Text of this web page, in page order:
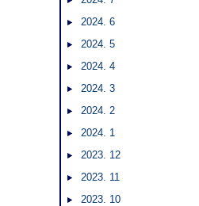
2024. 6
2024. 5
2024. 4
2024. 3
2024. 2
2024. 1
2023. 12
2023. 11
2023. 10